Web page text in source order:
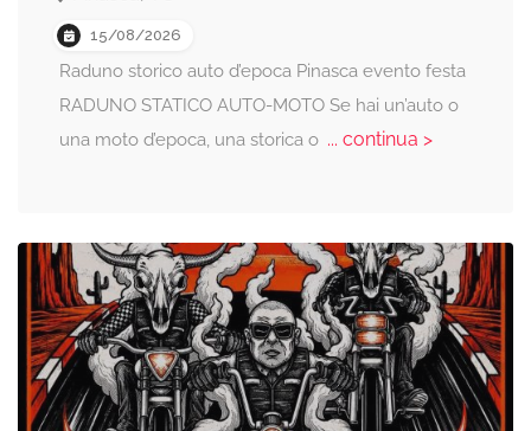
15/08/2026
Raduno storico auto d’epoca Pinasca evento festa
RADUNO STATICO AUTO-MOTO Se hai un’auto o
una moto d’epoca, una storica o... continua >